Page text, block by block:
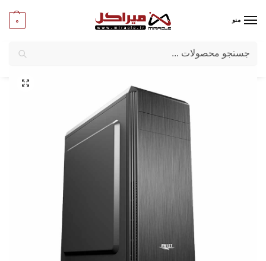
منو 0
میراکل/کامپیوتر/قطعات اصلی